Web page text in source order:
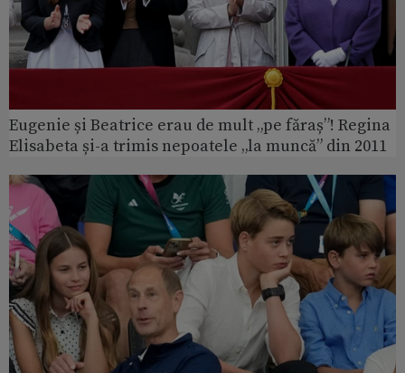
Eugenie și Beatrice erau de mult „pe făraș”! Regina
Elisabeta și-a trimis nepoatele „la muncă” din 2011